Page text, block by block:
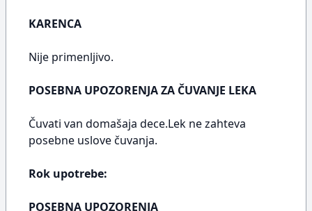
KARENCA
Nije primenljivo.
POSEBNA UPOZORENJA ZA ČUVANJE LEKA
Čuvati van domašaja dece.Lek ne zahteva
posebne uslove čuvanja.
Rok upotrebe:
POSEBNA UPOZORENJA